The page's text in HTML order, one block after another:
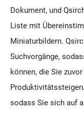
Dokument, und
Liste mit
Miniaturbildern.
Suchvorgänge,
können, die Sie
sodass Sie sich auf